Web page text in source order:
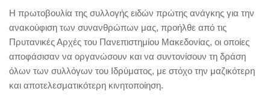
Η πρωτοβουλία της συλλογής ειδών πρώτης ανάγκης για την
ανακούφιση των συνανθρώπων μας, προήλθε από τις
Πρυτανικές Αρχές του Πανεπιστημίου Μακεδονίας, οι οποίες
αποφάσισαν να οργανώσουν και να συντονίσουν τη δράση
όλων των συλλόγων του Ιδρύματος, με στόχο την μαζικότερη
και αποτελεσματικότερη κινητοποίηση.